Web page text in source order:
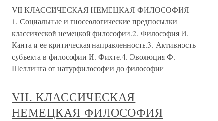
VII КЛАССИЧЕСКАЯ НЕМЕЦКАЯ ФИЛОСОФИЯ
1. Социальные и гносеологические предпосылки
классической немецкой философии.2. Философия И.
Канта и ее критическая направленность.3. Активность
субъекта в философии И. Фихте.4. Эволюция Ф.
Шеллинга от натурфилософии до философии
VII. КЛАССИЧЕСКАЯ
НЕМЕЦКАЯ ФИЛОСОФИЯ